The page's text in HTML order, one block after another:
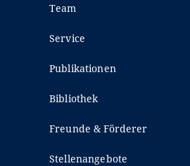
Team
Service
Publikationen
Bibliothek
Freunde & Förderer
Stellenangebote